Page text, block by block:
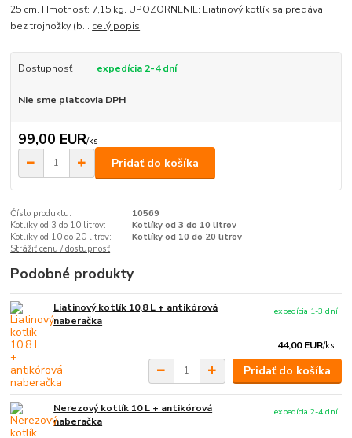
25 cm. Hmotnosť: 7,15 kg. UPOZORNENIE: Liatinový kotlík sa predáva
bez trojnožky (b... celý popis
Dostupnosť expedícia 2-4 dní
Nie sme platcovia DPH
99,00 EUR/ks
Pridať do košíka
Číslo produktu:
10569
Kotlíky od 3 do 10 litrov:
Kotlíky od 3 do 10 litrov
Kotlíky od 10 do 20 litrov:
Kotlíky od 10 do 20 litrov
Strážiť cenu / dostupnosť
Podobné produkty
Liatinový kotlík 10,8 L + antikórová
naberačka
44,00 EUR/ks
expedícia 1-3 dní
Pridať do košíka
Nerezový kotlík 10 L + antikórová
naberačka
expedícia 2-4 dní